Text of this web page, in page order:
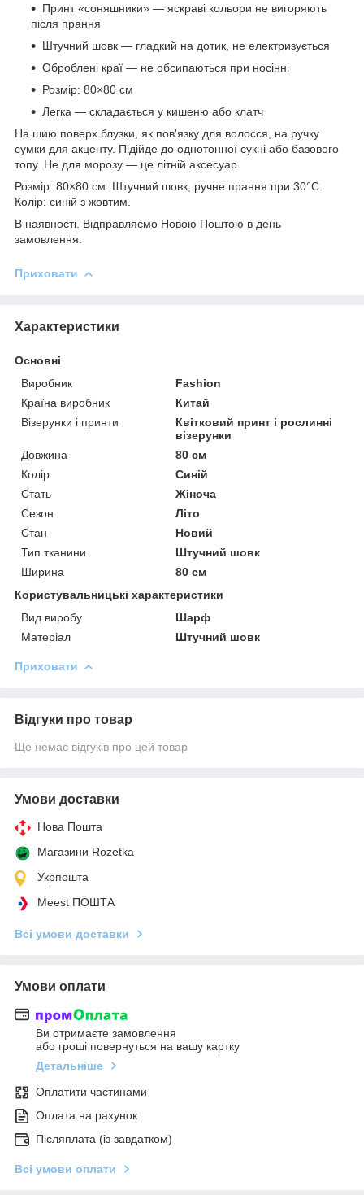
Принт «соняшники» — яскраві кольори не вигоряють
після прання
Штучний шовк — гладкий на дотик, не електризується
Оброблені краї — не обсипаються при носінні
Розмір: 80×80 см
Легка — складається у кишеню або клатч
На шию поверх блузки, як пов'язку для волосся, на ручку
сумки для акценту. Підійде до однотонної сукні або базового
топу. Не для морозу — це літній аксесуар.
Розмір: 80×80 см. Штучний шовк, ручне прання при 30°C.
Колір: синій з жовтим.
В наявності. Відправляємо Новою Поштою в день
замовлення.
Приховати
Характеристики
Основні
Виробник
Fashion
Країна виробник
Китай
Візерунки і принти
Квітковий принт і рослинні
візерунки
Довжина
80 см
Колір
Синій
Стать
Жіноча
Сезон
Літо
Стан
Новий
Тип тканини
Штучний шовк
Ширина
80 см
Користувальницькі характеристики
Вид виробу
Шарф
Матеріал
Штучний шовк
Приховати
Відгуки про товар
Ще немає відгуків про цей товар
Умови доставки
Нова Пошта
Магазини Rozetka
Укрпошта
Meest ПОШТА
Всі умови доставки
Умови оплати
Ви отримаєте замовлення
або гроші повернуться на вашу картку
Детальніше
Оплатити частинами
Оплата на рахунок
Післяплата (із завдатком)
Всі умови оплати